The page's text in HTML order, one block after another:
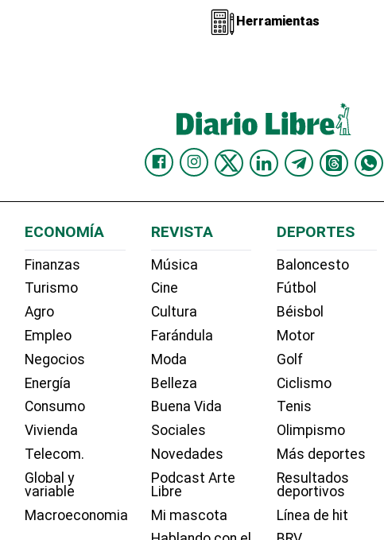
Herramientas
ECONOMÍA
Finanzas
Turismo
Agro
Empleo
Negocios
Energía
Consumo
Vivienda
Telecom.
Global y
variable
Macroeconomia
REVISTA
Música
Cine
Cultura
Farándula
Moda
Belleza
Buena Vida
Sociales
Novedades
Podcast Arte
Libre
Mi mascota
DEPORTES
Baloncesto
Fútbol
Béisbol
Motor
Golf
Ciclismo
Tenis
Olimpismo
Más deportes
Resultados
deportivos
Línea de hit